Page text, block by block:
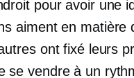
pour avoir une
aiment en matière
ont fixé leurs
se vendre à un